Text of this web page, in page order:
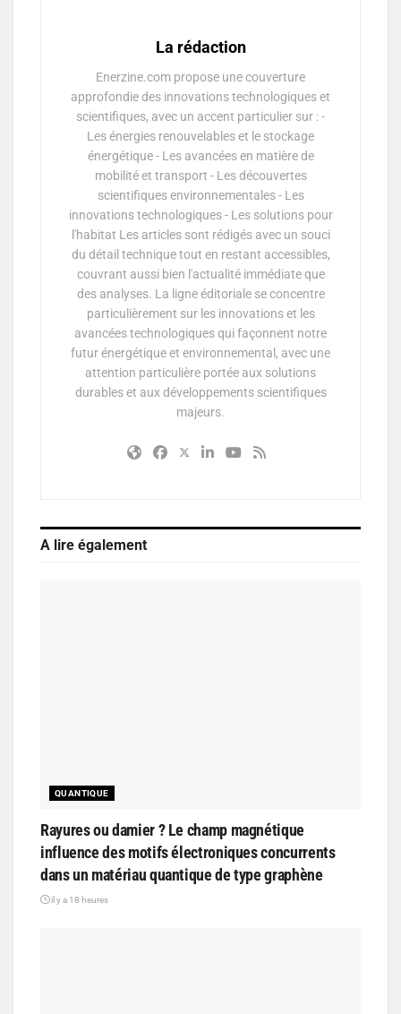
La rédaction
Enerzine.com propose une couverture
approfondie des innovations technologiques et
scientifiques, avec un accent particulier sur : -
Les énergies renouvelables et le stockage
énergétique - Les avancées en matière de
mobilité et transport - Les découvertes
scientifiques environnementales - Les
innovations technologiques - Les solutions pour
l'habitat Les articles sont rédigés avec un souci
du détail technique tout en restant accessibles,
couvrant aussi bien l'actualité immédiate que
des analyses. La ligne éditoriale se concentre
particulièrement sur les innovations et les
avancées technologiques qui façonnent notre
futur énergétique et environnemental, avec une
attention particulière portée aux solutions
durables et aux développements scientifiques
majeurs.
A lire également
QUANTIQUE
Rayures ou damier ? Le champ magnétique
influence des motifs électroniques concurrents
dans un matériau quantique de type graphène
il y a 18 heures